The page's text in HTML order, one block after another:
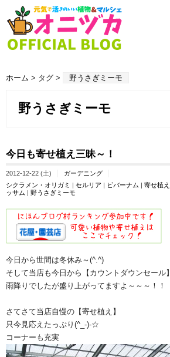
ホーム > タグ > 野うさぎミーモ
野うさぎミーモ
今日も寄せ植え三昧～！
2012-12-22 (土)
ガーデニング
シクラメン・オリガミ | セルリア | ビバーナム | 寄せ植え
ッサム | 野うさぎミーモ
今日から世間は冬休み～(^.^)
そして当店も今日から【カウントダウンセール】
雨降りでしたが盛り上がってますよ～～～！！
さてさて当店自慢の【寄せ植え】
只今見応えたっぷり(^_-)-☆
コーナーも充実